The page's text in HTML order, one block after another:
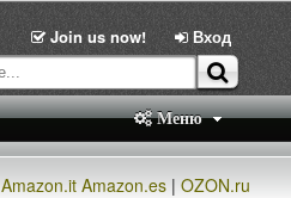
Join us now! Вход
Меню
Amazon.it Amazon.es |OZON.ru